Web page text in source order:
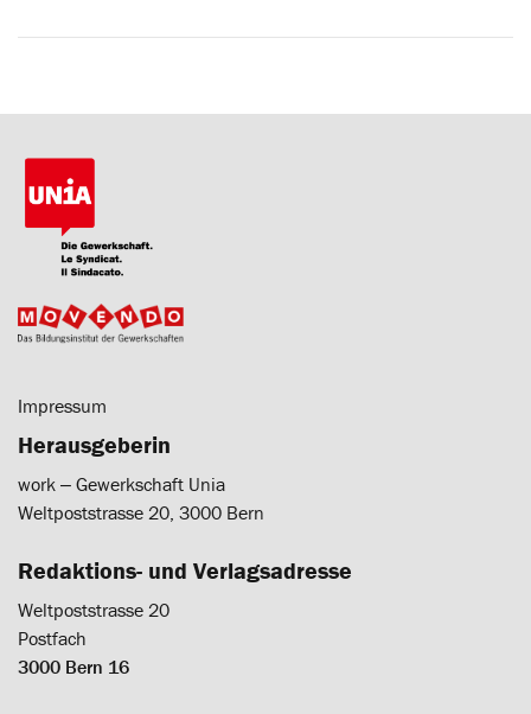
Impressum
Herausgeberin
work ‒ Gewerkschaft Unia
Weltpoststrasse 20, 3000 Bern
Redaktions- und Verlagsadresse
Weltpoststrasse 20
Postfach
3000 Bern 16